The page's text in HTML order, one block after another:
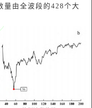
量由全波段的428个大